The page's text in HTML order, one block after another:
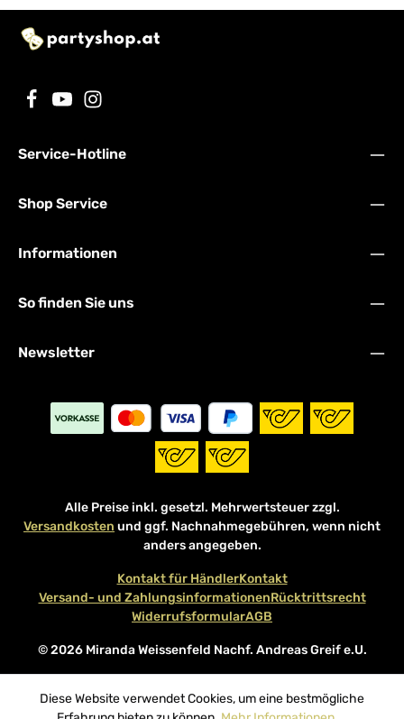
Service-Hotline
Shop Service
Informationen
So finden Sie uns
Newsletter
Alle Preise inkl. gesetzl. Mehrwertsteuer zzgl.
Versandkosten und ggf. Nachnahmegebühren, wenn nicht
anders angegeben.
© 2026 Miranda Weissenfeld Nachf. Andreas Greif e.U.
Kontakt für HändlerKontakt
Versand- und ZahlungsinformationenRücktrittsrecht
WiderrufsformularAGB
Diese Website verwendet Cookies, um eine bestmögliche